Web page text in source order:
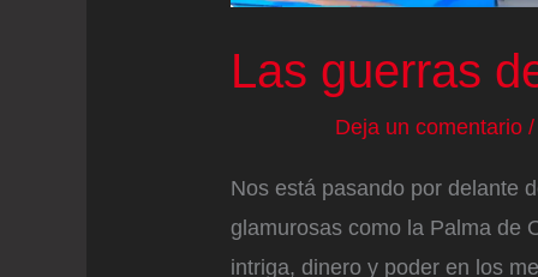
Las guerras
Deja un comentario /
Nos está pasando por delante
glamurosas como la Palma de
intriga, dinero y poder en los